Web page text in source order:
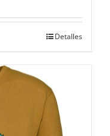
Detalles